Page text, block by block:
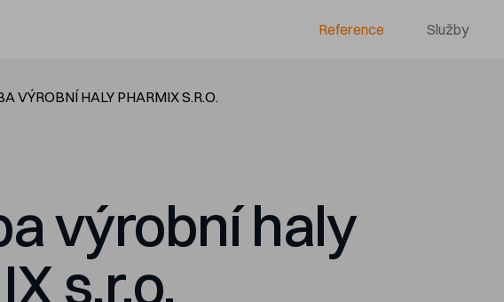
Reference Služby
VÝROBNÍ HALY PHARMIX S.R.O.
výrobní haly
s.r.o.